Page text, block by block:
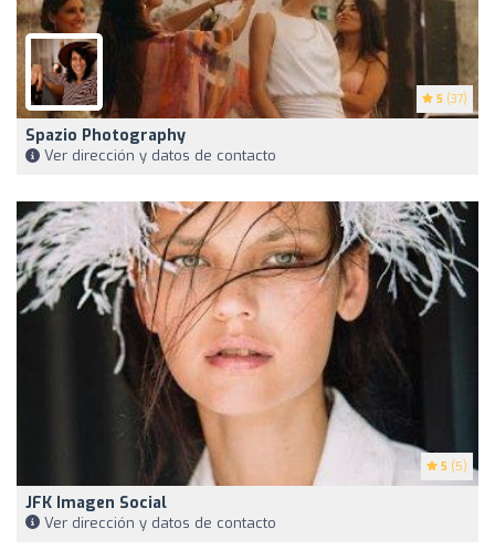
5 (37)
Spazio Photography
Ver dirección y datos de contacto
5 (5)
JFK Imagen Social
Ver dirección y datos de contacto